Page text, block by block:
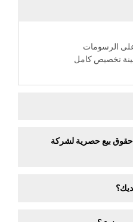
الرسومات
تخصيص كامل
بيع حصرية لشركة